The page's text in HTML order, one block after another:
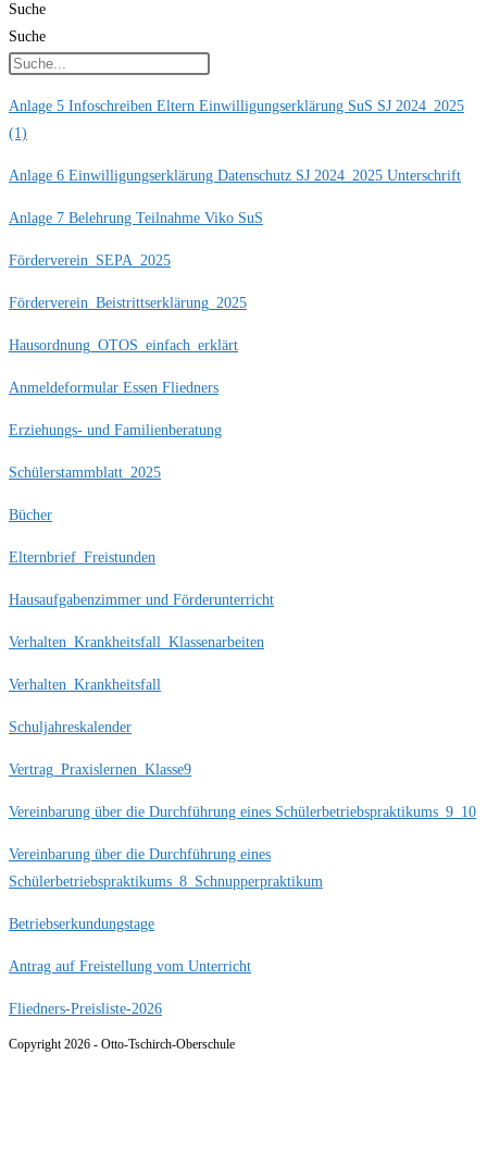
Suche
Suche
Anlage 5 Infoschreiben Eltern Einwilligungserklärung SuS SJ 2024_2025
(1)
Anlage 6 Einwilligungserklärung Datenschutz SJ 2024_2025 Unterschrift
Anlage 7 Belehrung Teilnahme Viko SuS
Förderverein_SEPA_2025
Förderverein_Beistrittserklärung_2025
Hausordnung_OTOS_einfach_erklärt
Anmeldeformular Essen Fliedners
Erziehungs- und Familienberatung
Schülerstammblatt_2025
Bücher
Elternbrief_Freistunden
Hausaufgabenzimmer und Förderunterricht
Verhalten_Krankheitsfall_Klassenarbeiten
Verhalten_Krankheitsfall
Schuljahreskalender
Vertrag_Praxislernen_Klasse9
Vereinbarung über die Durchführung eines Schülerbetriebspraktikums_9_10
Vereinbarung über die Durchführung eines
Schülerbetriebspraktikums_8_Schnupperpraktikum
Betriebserkundungstage
Antrag auf Freistellung vom Unterricht
Fliedners-Preisliste-2026
Copyright 2026 - Otto-Tschirch-Oberschule